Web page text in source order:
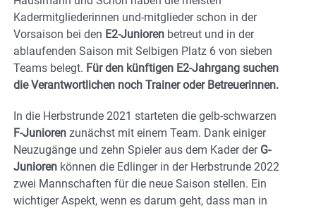
Kadermitgliederinnen und-mitglieder schon in der
Vorsaison bei den E2-Junioren betreut und in der
ablaufenden Saison mit Selbigen Platz 6 von sieben
Teams belegt. Für den künftigen E2-Jahrgang suchen
die Verantwortlichen noch Trainer oder Betreuerinnen.
In die Herbstrunde 2021 starteten die gelb-schwarzen
F-Junioren zunächst mit einem Team. Dank einiger
Neuzugänge und zehn Spieler aus dem Kader der G-
Junioren können die Edlinger in der Herbstrunde 2022
zwei Mannschaften für die neue Saison stellen. Ein
wichtiger Aspekt, wenn es darum geht, dass man in